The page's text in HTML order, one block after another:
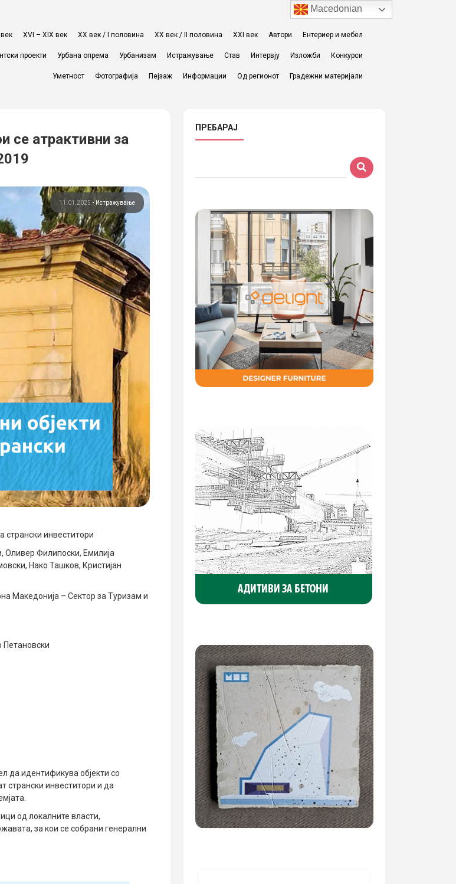
XVI – XIX век ХХ век / I половина ХХ век / II половина XXI век Автори Ентериер и мебел
проекти Урбана опрема Урбанизам Истражување Став Интервју Изложби Конкурси
Уметност Фотографија Пејзаж Информации Од регионот Градежни материјали
се атрактивни за
11.01.2025 • Истражување
странски инвеститори
Оливер Филипоски, Емилија
Нако Ташков, Кристијан
Македонија – Сектор за Туризам и
Петановски
да идентификува објекти со
странски инвеститори и да
од локалните власти,
за кои се собрани генерални
ПРЕБАРАЈ
Macedonian